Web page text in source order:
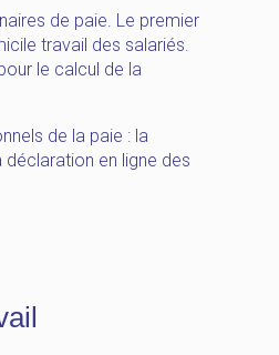
de paie. Le premier
travail des salariés.
le calcul de la
de la paie : la
déclaration en ligne des